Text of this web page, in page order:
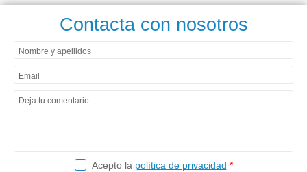
Contacta con nosotros
Nombre y apellidos
Email
Deja tu comentario
Acepto la política de privacidad *